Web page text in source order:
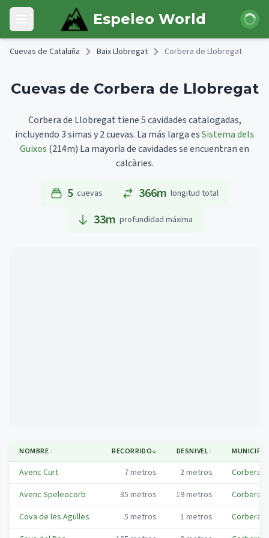
Skip to main content
Open main menu Espeleo World Iniciar
Cuevas de Cataluña Baix Llobregat Corbera de Llobregat
Cuevas de Corbera de Llobregat
Corbera de Llobregat tiene 5 cavidades catalogadas,
incluyendo 3 simas y 2 cuevas. La más larga esSistema dels
Guixos (214m) La mayoría de cavidades se encuentran en
calcàries.
5 cuevas 366m longitud total
33m profundidad máxima
NOMBRE↕ RECORRIDO↓ DESNIVEL↕ MUNICIPIO
Avenc Curt 7metros 2metros
Corbera
Avenc Speleocorb
35 metros 19metros
Corbera
Cova de les Agulles
5 metros 1 metros
Corbera